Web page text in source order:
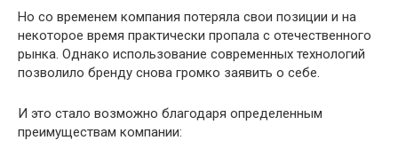
Но со временем компания потеряла свои позиции и на
некоторое время практически пропала с отечественного
рынка. Однако использование современных технологий
позволило бренду снова громко заявить о себе.
И это стало возможно благодаря определенным
преимуществам компании: